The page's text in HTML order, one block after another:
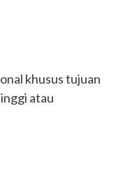
khusus tujuan
atau